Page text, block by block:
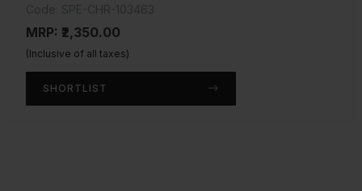
MRP: ₹2,350.00
(Inclusive of all taxes)
SHORTLIST
MRP: ₹4,650.00
(Inclusive of all taxes)
SHORTLIST